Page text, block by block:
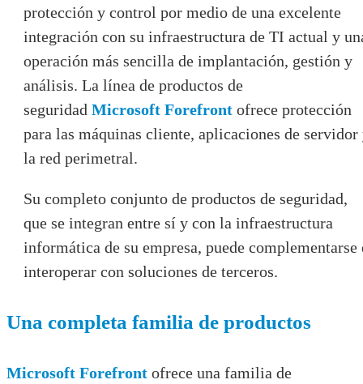
protección y control por medio de una excelente
integración con su infraestructura de TI actual y
operación más sencilla de implantación, gestión y
análisis. La línea de productos de
seguridad Microsoft Forefront ofrece protección
para las máquinas cliente, aplicaciones de servidor
la red perimetral.
Su completo conjunto de productos de seguridad,
que se integran entre sí y con la infraestructura
informática de su empresa, puede complementarse
interoperar con soluciones de terceros.
Una completa familia de productos
Microsoft Forefront ofrece una familia de